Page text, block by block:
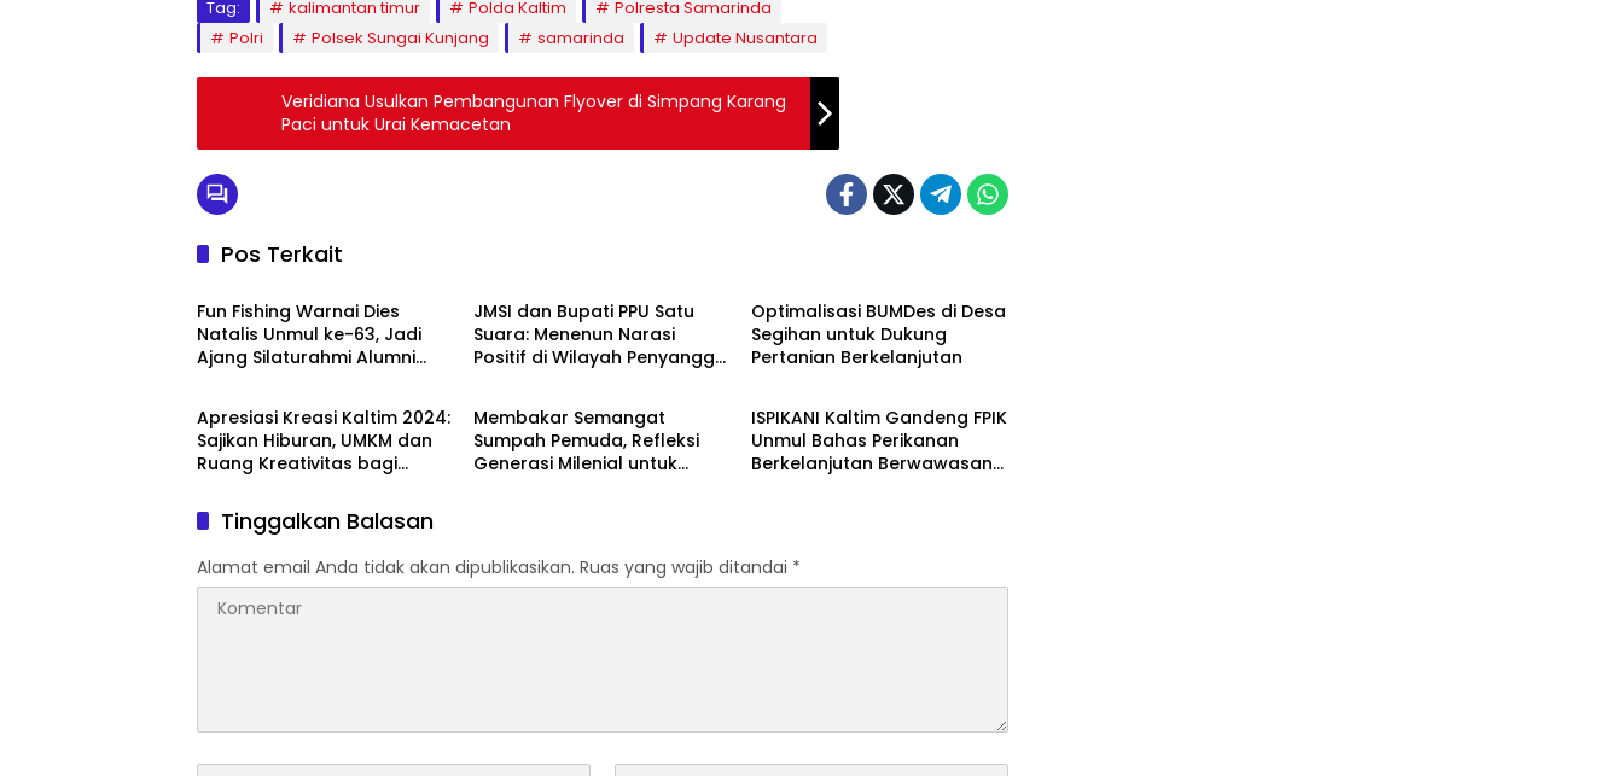
Tag: kalimantan timur Polda Kaltim
Polresta Samarinda
Polri
Polsek Sungai Kunjang samarinda Update Nusantara
Veridiana Usulkan Pembangunan Flyover di Simpang Karang
Paci untuk Urai Kemacetan
Pos Terkait
Ragam
Fun Fishing Warnai Dies
Natalis Unmul ke-63, Jadi
Ajang Silaturahmi Alumni
JMSI dan Bupati PPU Satu
Suara: Menenun Narasi
Positif di Wilayah Penyangga
Optimalisasi BUMDes di Desa
Segihan untuk Dukung
Pertanian Berkelanjutan
PEMPROV KALTIM
Apresiasi Kreasi Kaltim 2024:
Sajikan Hiburan, UMKM dan
Ruang Kreativitas bagi
Sosial
Membakar Semangat
Sumpah Pemuda, Refleksi
Generasi Milenial untuk
Metropolis
ISPIKANI Kaltim Gandeng FPIK
Unmul Bahas Perikanan
Berkelanjutan Berwawasan
Tinggalkan Balasan
Alamat email Anda tidak akan dipublikasikan. Ruas yang wajib ditandai *